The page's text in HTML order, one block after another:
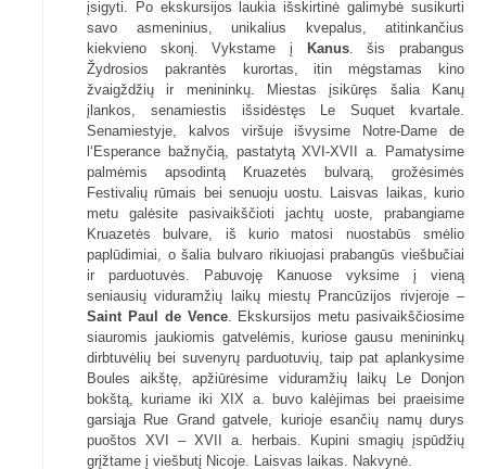
įsigyti. Po ekskursijos laukia išskirtinė galimybė susikurti
savo asmeninius, unikalius kvepalus, atitinkančius
kiekvieno skonį. Vykstame į Kanus. šis prabangus
Žydrosios pakrantės kurortas, itin mėgstamas kino
žvaigždžių ir menininkų. Miestas įsikūręs šalia Kanų
įlankos, senamiestis išsidėstęs Le Suquet kvartale.
Senamiestyje, kalvos viršuje išvysime Notre-Dame de
l‘Esperance bažnyčią, pastatytą XVI-XVII a. Pamatysime
palmėmis apsodintą Kruazetės bulvarą, grožėsimės
Festivalių rūmais bei senuoju uostu. Laisvas laikas, kurio
metu galėsite pasivaikščioti jachtų uoste, prabangiame
Kruazetės bulvare, iš kurio matosi nuostabūs smėlio
paplūdimiai, o šalia bulvaro rikiuojasi prabangūs viešbučiai
ir parduotuvės. Pabuvoję Kanuose vyksime į vieną
seniausių viduramžių laikų miestų Prancūzijos rivjeroje –
Saint Paul de Vence. Ekskursijos metu pasivaikščiosime
siauromis jaukiomis gatvelėmis, kuriose gausu menininkų
dirbtuvėlių bei suvenyrų parduotuvių, taip pat aplankysime
Boules aikštę, apžiūrėsime viduramžių laikų Le Donjon
bokštą, kuriame iki XIX a. buvo kalėjimas bei praeisime
garsiąja Rue Grand gatvele, kurioje esančių namų durys
puoštos XVI – XVII a. herbais. Kupini smagių įspūdžių
grįžtame į viešbutį Nicoje. Laisvas laikas. Nakvynė.